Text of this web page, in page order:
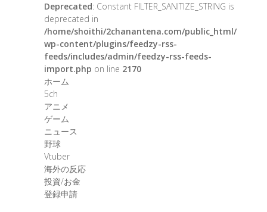
Deprecated: Constant FILTER_SANITIZE_STRING is
deprecated in
/home/shoithi/2chanantena.com/public_html/
wp-content/plugins/feedzy-rss-
feeds/includes/admin/feedzy-rss-feeds-
import.php on line 2170
ホーム
5ch
アニメ
ゲーム
ニュース
野球
Vtuber
海外の反応
投資/お金
登録申請